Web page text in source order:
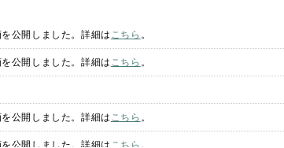
公開しました。詳細は こちら 。
公開しました。詳細は こちら 。
公開しました。詳細は こちら 。
公開しました。詳細は こちら 。